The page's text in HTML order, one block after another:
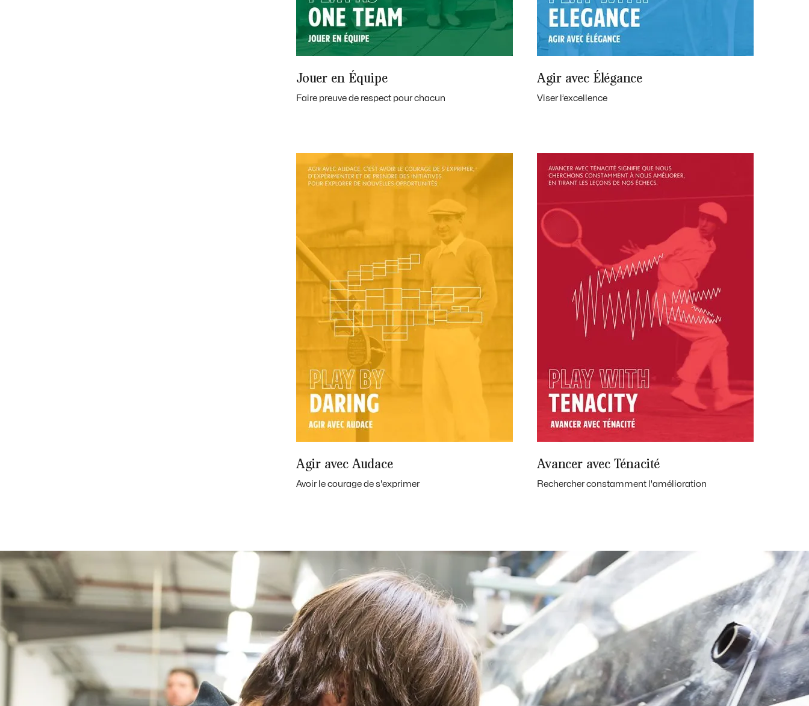
Jouer en Équipe
Faire preuve de respect pour chacun
Agir avec Élégance
Viser l’excellence
Agir avec Audace
Avoir le courage de s'exprimer
Avancer avec Ténacité
Rechercher constamment l'amélioration